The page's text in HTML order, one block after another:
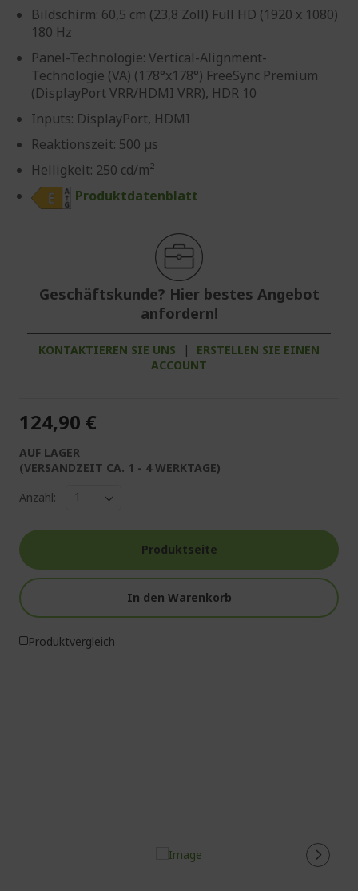
Bildschirm: 60,5 cm (23,8 Zoll) Full HD (1920 x 1080)
180 Hz
Panel-Technologie: Vertical-Alignment-
Technologie (VA) (178°x178°) FreeSync Premium
(DisplayPort VRR/HDMI VRR), HDR 10
Inputs: DisplayPort, HDMI
Reaktionszeit: 500 µs
Helligkeit: 250 cd/m²
Produktdatenblatt
Geschäftskunde? Hier bestes Angebot
anfordern!
KONTAKTIEREN SIE UNS |
ERSTELLEN SIE EINEN
ACCOUNT
124,90 €
AUF LAGER
(VERSANDZEIT CA. 1 - 4 WERKTAGE)
Anzahl:
Produktseite
In den Warenkorb
Produktvergleich